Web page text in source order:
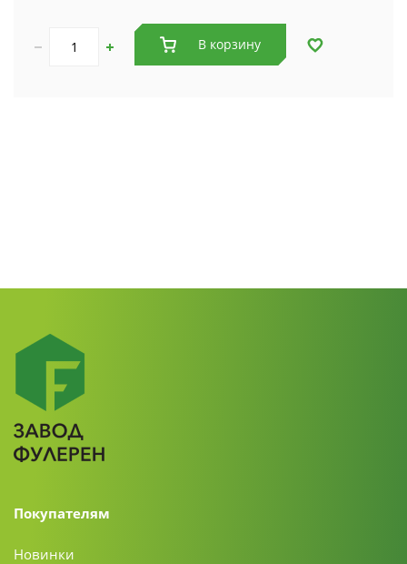
В корзину
Покупателям
Новинки